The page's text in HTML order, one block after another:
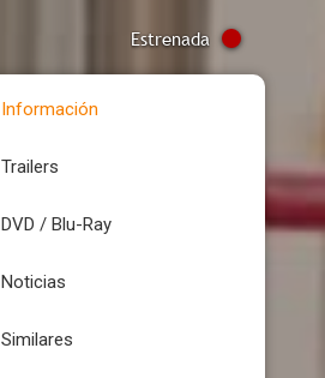
Estrenada
Información
Trailers
DVD / Blu-Ray
Noticias
Similares